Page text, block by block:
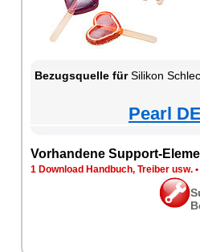
Bezugsquelle fürSilikon Schleck-
Pearl
Vorhandene Support-
1 Download Handbuch, Treiber usw. •